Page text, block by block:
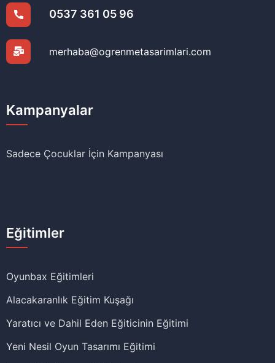
0537 361 05 96
merhaba@ogrenmetasarimlari.com
Kampanyalar
Sadece Çocuklar İçin Kampanyası
Eğitimler
Oyunbax Eğitimleri
Alacakaranlık Eğitim Kuşağı
Yaratıcı ve Dahil Eden Eğiticinin Eğitimi
Yeni Nesil Oyun Tasarımı Eğitimi